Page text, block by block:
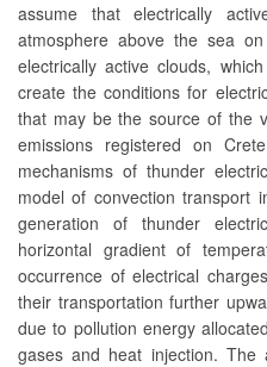
assume that electrically
atmosphere above the sea
electrically active clouds,
create the conditions for
that may be the source of the
emissions registered on
mechanisms of thunder
model of convection transport
generation of thunder
horizontal gradient of
occurrence of electrical
their transportation further
due to pollution energy
gases and heat injection. The